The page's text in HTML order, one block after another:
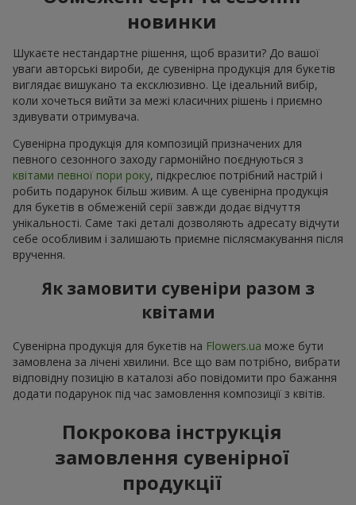
новинки
Шукаєте нестандартне рішення, щоб вразити? До вашої
уваги авторські вироби, де сувенірна продукція для букетів
виглядає вишукано та ексклюзивно. Це ідеальний вибір,
коли хочеться вийти за межі класичних рішень і приємно
здивувати отримувача.
Сувенірна продукція для композицій призначених для
певного сезонного заходу гармонійно поєднуються з
квітами певної пори року, підкреслює потрібний настрій і
робить подарунок більш живим. А ще сувенірна продукція
для букетів в обмеженій серії завжди додає відчуття
унікальності. Саме такі деталі дозволяють адресату відчути
себе особливим і залишають приємне післясмакування після
вручення.
Як замовити сувеніри разом з
квітами
Сувенірна продукція для букетів на Flowers.ua може бути
замовлена за лічені хвилини. Все що вам потрібно, вибрати
відповідну позицію в каталозі або повідомити про бажання
додати подарунок під час замовлення композиції з квітів.
Покрокова інструкція
замовлення сувенірної
продукції